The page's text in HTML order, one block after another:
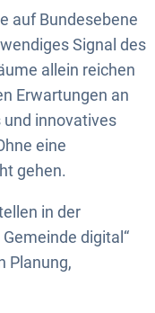
auf Bundesebene
Signal des
allein reichen
Erwartungen an
innovatives
eine
gehen.
in der
digital“
Planung,